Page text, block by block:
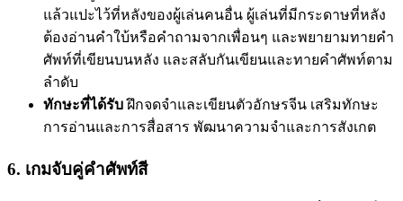
แล้วแปะไว้ที่หลังของผู้เล่นคนอื่น ผู้เล่นที่มีกระดาษที่หลัง
ต้องอ่านคำใบ้หรือคำถามจากเพื่อนๆ และพยายามทายคำ
ศัพท์ที่เขียนบนหลัง และสลับกันเขียนและทายคำศัพท์ตาม
ลำดับ
ทักษะที่ได้รับฝึกจดจำและเขียนตัวอักษรจีน เสริมทักษะ
การอ่านและการสื่อสาร พัฒนาความจำและการสังเกต
6. เกมจับคู่คำศัพท์สี